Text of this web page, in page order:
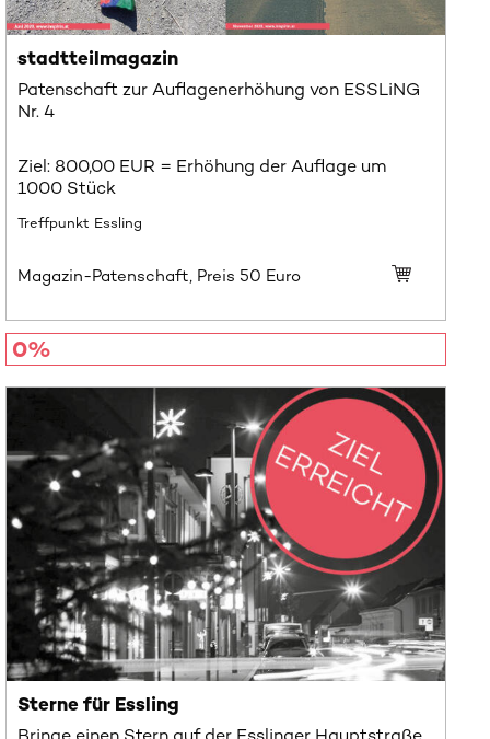
stadtteilmagazin
Patenschaft zur Auflagenerhöhung von ESSLiNG
Nr. 4
Ziel: 800,00 EUR = Erhöhung der Auflage um
1000 Stück
Treffpunkt Essling
Magazin-Patenschaft, Preis 50 Euro
0%
Sterne für Essling